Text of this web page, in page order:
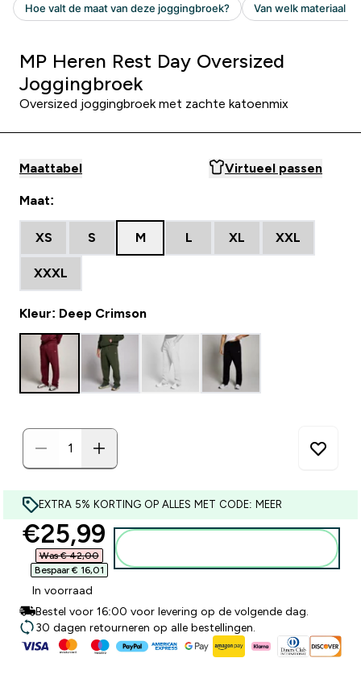
MP Heren Rest Day Oversized
Joggingbroek
Oversized joggingbroek met zachte katoenmix
Maattabel Virtueel passen
Maat:
XS S M L XL XXL
XXXL
Kleur: Deep Crimson
EXTRA 5% KORTING OP ALLES MET CODE: MEER
discounted price
€25,99‎
Was € 42,00‎
Bespaar € 16,01‎
In voorraad
Bestel voor 16:00 voor levering op de volgende dag.
30 dagen retourneren op alle bestellingen.